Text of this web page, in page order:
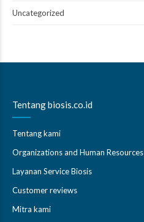
Uncategorized
Tentang biosis.co.id
Tentang kami
Organizations and Human Resources
Layanan Service Biosis
Customer reviews
Mitra kami